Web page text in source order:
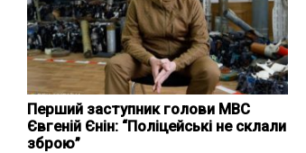
Перший заступник голови МВС
Євгеній Єнін: “Поліцейські не склали
зброю”